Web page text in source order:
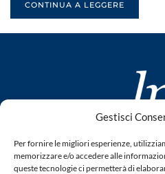
Gestisci
Per fornire le migliori esperienze,
memorizzare e/o accedere alle
queste tecnologie ci permetterà di
CONTINUA A LEGGERE
fondato da